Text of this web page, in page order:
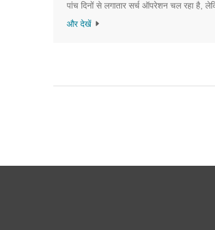
पांच दिनों से लगातार सर्च ऑपरेशन चल रहा है,
कोई सुराग नहीं मिला है। यह घटना Jalan
और देखें